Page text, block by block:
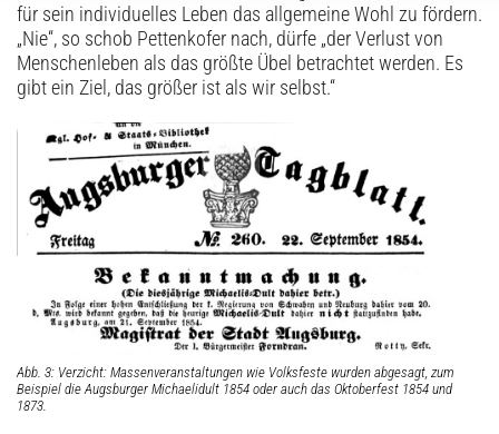
für sein individuelles Leben das allgemeine Wohl zu fördern.
„Nie“, so schob Pettenkofer nach, dürfe „der Verlust von
Menschenleben als das größte Übel betrachtet werden. Es
gibt ein Ziel, das größer ist als wir selbst.“
Abb. 3: Verzicht: Massenveranstaltungen wie Volksfeste wurden abgesagt, zum
Beispiel die Augsburger Michaelidult 1854 oder auch das Oktoberfest 1854 und
1873.